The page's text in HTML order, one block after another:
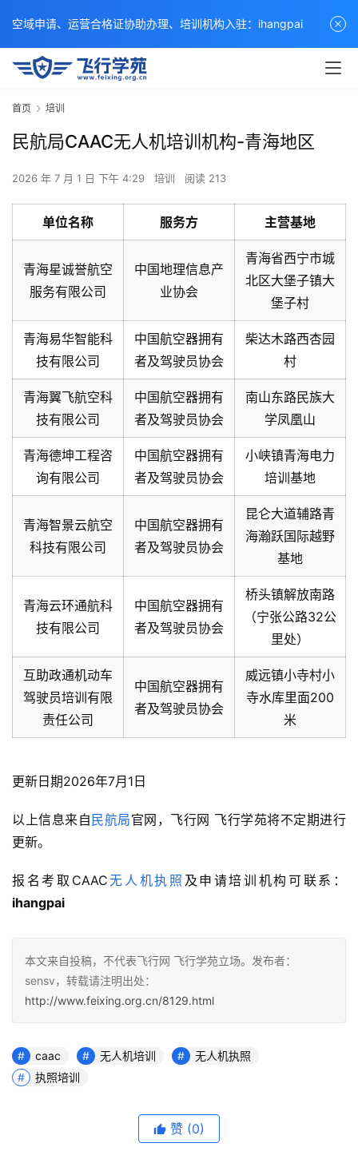
首页 培训
民航局CAAC无人机培训机构-青海地区
2026 年 7 月 1 日 下午 4:29 培训 阅读 213
单位名称 服务方 主营基地
青海星诚誉航空
服务有限公司
中国地理信息产
业协会
青海省西宁市城
北区大堡子镇大
堡子村
青海易华智能科
技有限公司
中国航空器拥有
者及驾驶员协会
柴达木路西杏园
村
青海翼飞航空科
技有限公司
中国航空器拥有
者及驾驶员协会
南山东路民族大
学凤凰山
青海德坤工程咨
询有限公司
中国航空器拥有
者及驾驶员协会
小峡镇青海电力
培训基地
青海智景云航空
科技有限公司
中国航空器拥有
者及驾驶员协会
昆仑大道辅路青
海瀚跃国际越野
基地
青海云环通航科
技有限公司
中国航空器拥有
者及驾驶员协会
桥头镇解放南路
（宁张公路32公
里处）
互助政通机动车
驾驶员培训有限
责任公司
中国航空器拥有
者及驾驶员协会
威远镇小寺村小
寺水库里面200
米
更新日期2026年7月1日
以上信息来自 民航局官网，飞行网 飞行学苑将不定期进行
更新。
报名考取CAAC无人机执照 及申请培训机构可联系：
ihangpai
本文来自投稿，不代表飞行网 飞行学苑立场。发布者：
sensv，转载请注明出处：
http://www.feixing.org.cn/8129.html
caac 无人机培训
无人机执照
执照培训
赞 (0)
空域申请、运营合格证协助办理、培训机构入驻：ihangpai